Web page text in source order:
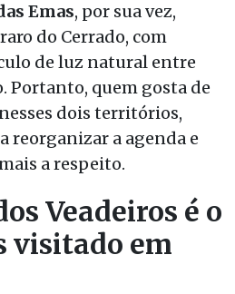
Emas, por sua vez,
do Cerrado, com
de luz natural entre
Portanto, quem gosta de
dois territórios,
reorganizar a agenda e
a respeito.
Veadeiros é o
visitado em